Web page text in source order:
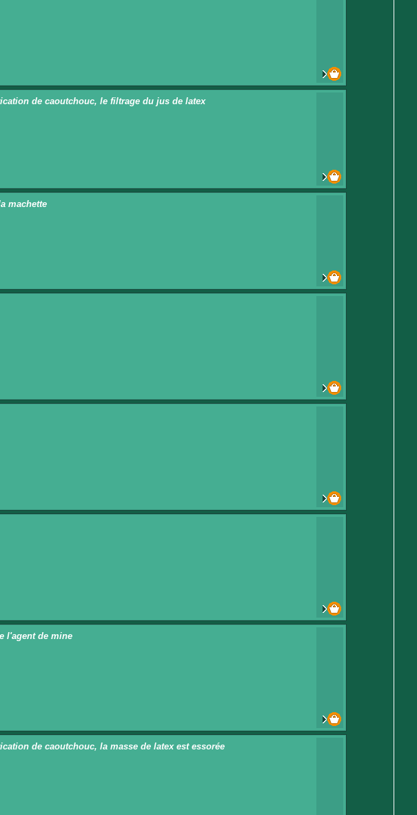
de caoutchouc, le filtrage du jus de latex
machette
l'agent de mine
de caoutchouc, la masse de latex est essorée